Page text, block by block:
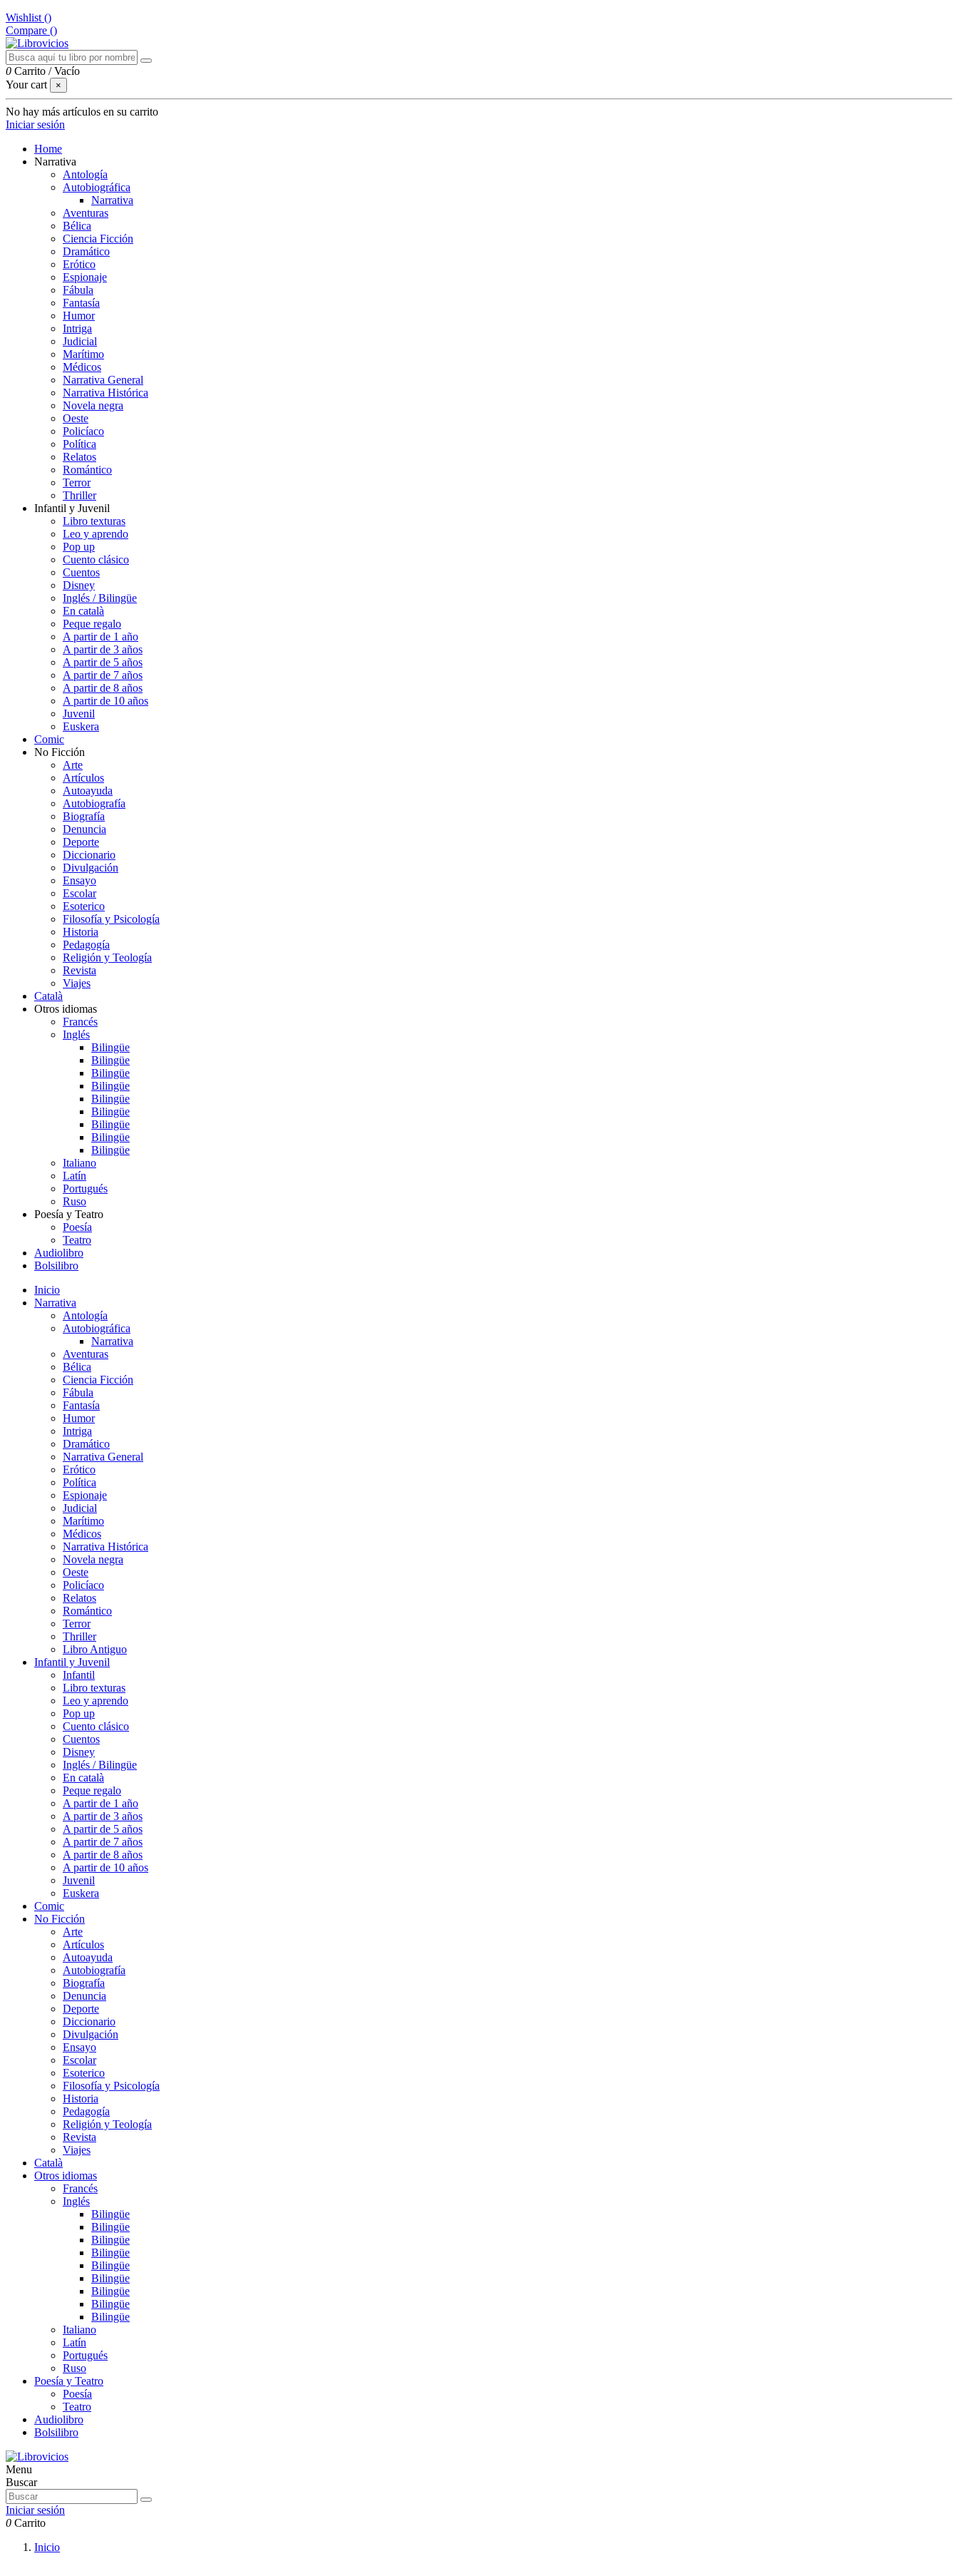
Wishlist ()
Compare ()
0 Carrito /Vacío
Your cart
×
No hay más artículos en su carrito
Iniciar sesión
Home
Narrativa
Antología
Autobiográfica
Narrativa
Aventuras
Bélica
Ciencia Ficción
Dramático
Erótico
Espionaje
Fábula
Fantasía
Humor
Intriga
Judicial
Marítimo
Médicos
Narrativa General
Narrativa Histórica
Novela negra
Oeste
Policíaco
Política
Relatos
Romántico
Terror
Thriller
Infantil y Juvenil
Libro texturas
Leo y aprendo
Pop up
Cuento clásico
Cuentos
Disney
Inglés / Bilingüe
En català
Peque regalo
A partir de 1 año
A partir de 3 años
A partir de 5 años
A partir de 7 años
A partir de 8 años
A partir de 10 años
Juvenil
Euskera
Comic
No Ficción
Arte
Artículos
Autoayuda
Autobiografía
Biografía
Denuncia
Deporte
Diccionario
Divulgación
Ensayo
Escolar
Esoterico
Filosofía y Psicología
Historia
Pedagogía
Religión y Teología
Revista
Viajes
Català
Otros idiomas
Francés
Inglés
Bilingüe
Bilingüe
Bilingüe
Bilingüe
Bilingüe
Bilingüe
Bilingüe
Bilingüe
Bilingüe
Italiano
Latín
Portugués
Ruso
Poesía y Teatro
Poesía
Teatro
Audiolibro
Bolsilibro
Inicio
Narrativa
Antología
Autobiográfica
Narrativa
Aventuras
Bélica
Ciencia Ficción
Fábula
Fantasía
Humor
Intriga
Dramático
Narrativa General
Erótico
Política
Espionaje
Judicial
Marítimo
Médicos
Narrativa Histórica
Novela negra
Oeste
Policíaco
Relatos
Romántico
Terror
Thriller
Libro Antiguo
Infantil y Juvenil
Infantil
Libro texturas
Leo y aprendo
Pop up
Cuento clásico
Cuentos
Disney
Inglés / Bilingüe
En català
Peque regalo
A partir de 1 año
A partir de 3 años
A partir de 5 años
A partir de 7 años
A partir de 8 años
A partir de 10 años
Juvenil
Euskera
Comic
No Ficción
Arte
Artículos
Autoayuda
Autobiografía
Biografía
Denuncia
Deporte
Diccionario
Divulgación
Ensayo
Escolar
Esoterico
Filosofía y Psicología
Historia
Pedagogía
Religión y Teología
Revista
Viajes
Català
Otros idiomas
Francés
Inglés
Bilingüe
Bilingüe
Bilingüe
Bilingüe
Bilingüe
Bilingüe
Bilingüe
Bilingüe
Bilingüe
Italiano
Latín
Portugués
Ruso
Poesía y Teatro
Poesía
Teatro
Audiolibro
Bolsilibro
Menu
Buscar
Iniciar sesión
0 Carrito
Inicio